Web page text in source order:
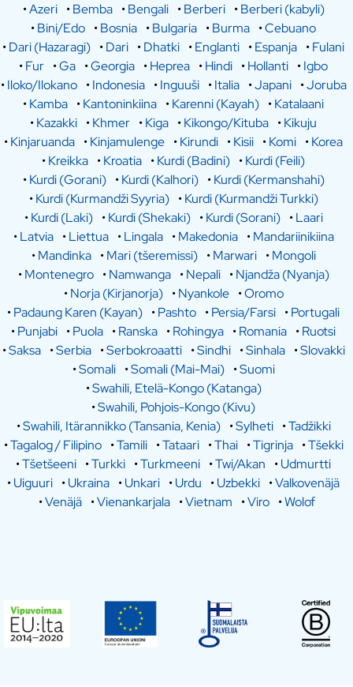
•Azeri •Bemba •Bengali •Berberi •Berberi (kabyli)
•Bini/Edo •Bosnia •Bulgaria •Burma •Cebuano
•Dari (Hazaragi) •Dari •Dhatki •Englanti •Espanja •Fulani
•Fur •Ga •Georgia •Heprea •Hindi •Hollanti •Igbo
•Iloko/Ilokano •Indonesia •Inguuši •Italia •Japani •Joruba
•Kamba •Kantoninkiina •Karenni (Kayah) •Katalaani
•Kazakki •Khmer •Kiga •Kikongo/Kituba •Kikuju
•Kinjaruanda •Kinjamulenge •Kirundi •Kisii •Komi •Korea
•Kreikka •Kroatia •Kurdi (Badini) •Kurdi (Feili)
•Kurdi (Gorani) •Kurdi (Kalhori) •Kurdi (Kermanshahi)
•Kurdi (Kurmandži Syyria) •Kurdi (Kurmandži Turkki)
•Kurdi (Laki) •Kurdi (Shekaki) •Kurdi (Sorani) •Laari
•Latvia •Liettua •Lingala •Makedonia •Mandariinikiina
•Mandinka •Mari (tšeremissi) •Marwari •Mongoli
•Montenegro •Namwanga •Nepali •Njandža (Nyanja)
•Norja (Kirjanorja) •Nyankole •Oromo
•Padaung Karen (Kayan) •Pashto •Persia/Farsi •Portugali
•Punjabi •Puola •Ranska •Rohingya •Romania •Ruotsi
•Saksa •Serbia •Serbokroaatti •Sindhi •Sinhala •Slovakki
•Somali •Somali (Mai-Mai) •Suomi
•Swahili, Etelä-Kongo (Katanga)
•Swahili, Pohjois-Kongo (Kivu)
•Swahili, Itärannikko (Tansania, Kenia) •Sylheti •Tadžikki
•Tagalog / Filipino •Tamili •Tataari •Thai •Tigrinja •Tšekki
•Tšetšeeni •Turkki •Turkmeeni •Twi/Akan •Udmurtti
•Uiguuri •Ukraina •Unkari •Urdu •Uzbekki •Valkovenäjä
•Venäjä •Vienankarjala •Vietnam •Viro •Wolof